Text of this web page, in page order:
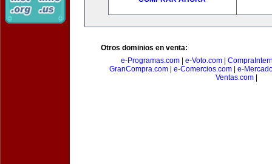
Otros dominios en venta:
e-Programas.com
e-Voto.com
GranCompra.com
e-Comercios.com
e-
Ventas.com|